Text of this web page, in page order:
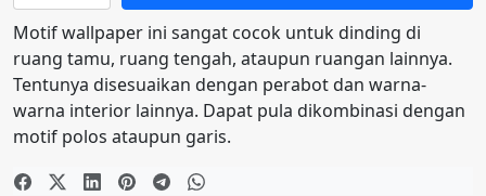
Rp95,000.
Klasik
Batik
Gold
Krem
E0175
Motif wallpaper ini sangat cocok untuk dinding di
ruang tamu, ruang tengah, ataupun ruangan lainnya.
Tentunya disesuaikan dengan perabot dan warna-
warna interior lainnya. Dapat pula dikombinasi dengan
motif polos ataupun garis.